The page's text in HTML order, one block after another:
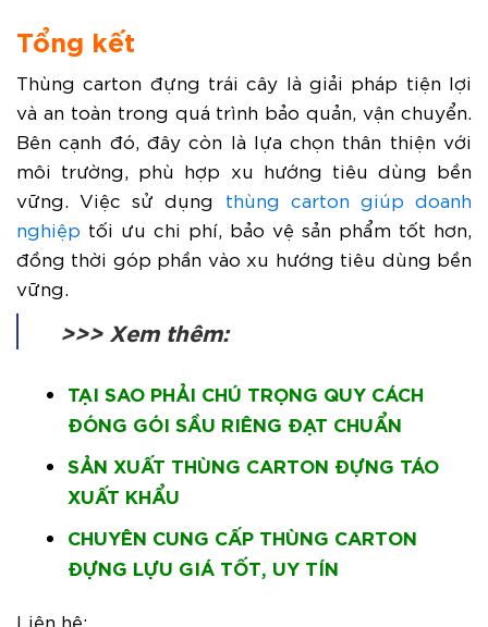
Tổng kết
Thùng carton đựng trái cây là giải pháp tiện lợi
và an toàn trong quá trình bảo quản, vận chuyển.
Bên cạnh đó, đây còn là lựa chọn thân thiện với
môi trường, phù hợp xu hướng tiêu dùng bền
vững. Việc sử dụng thùng carton giúp doanh
nghiệp tối ưu chi phí, bảo vệ sản phẩm tốt hơn,
đồng thời góp phần vào xu hướng tiêu dùng bền
vững.
>>> Xem thêm:
TẠI SAO PHẢI CHÚ TRỌNG QUY CÁCH
ĐÓNG GÓI SẦU RIÊNG ĐẠT CHUẨN
SẢN XUẤT THÙNG CARTON ĐỰNG TÁO
XUẤT KHẨU
CHUYÊN CUNG CẤP THÙNG CARTON
ĐỰNG LỰU GIÁ TỐT, UY TÍN
Liên hệ: